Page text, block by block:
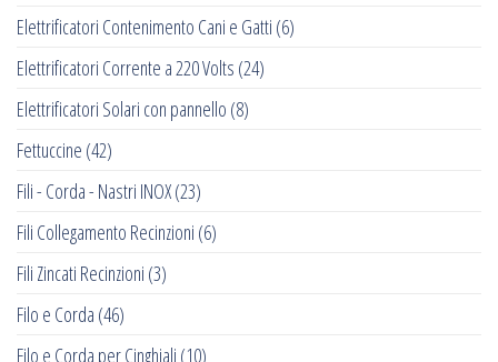
Elettrificatori Contenimento Cani e Gatti (6)
Elettrificatori Corrente a 220 Volts (24)
Elettrificatori Solari con pannello (8)
Fettuccine (42)
Fili - Corda - Nastri INOX(23)
Fili Collegamento Recinzioni (6)
Fili Zincati Recinzioni (3)
Filo e Corda (46)
Filo e Corda per Cinghiali (10)